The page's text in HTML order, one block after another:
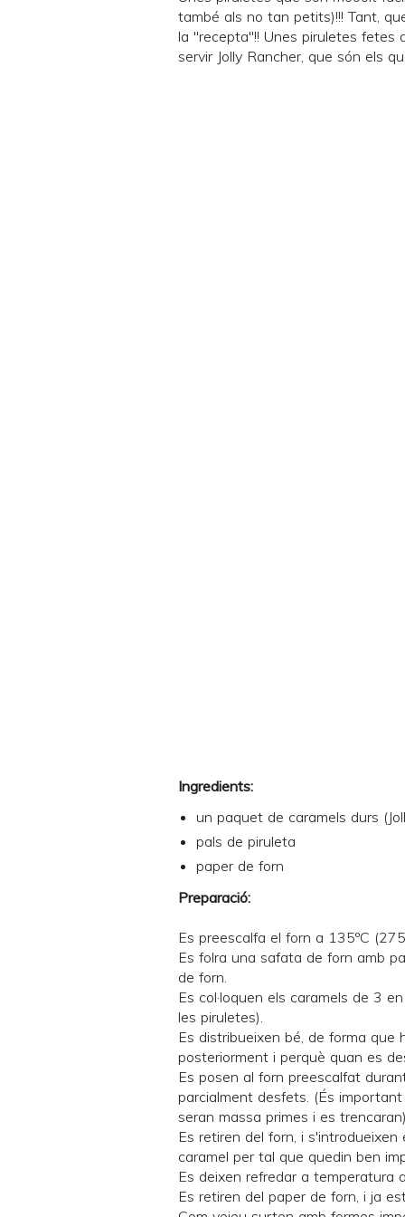
també als no tan petits)!!! Tant,
la "recepta"!! Unes piruletes fetes
servir Jolly Rancher, que són els
Ingredients:
un paquet de caramels durs (
pals de piruleta
paper de forn
Preparació:
Es preescalfa el forn a 135ºC
Es folra una safata de forn amb
de forn.
Es col·loquen els caramels de 3
les piruletes).
Es distribueixen bé, de forma
posteriorment i perquè quan es
Es posen al forn preescalfat
parcialment desfets. (És
seran massa primes i es
Es retiren del forn, i
caramel per tal que quedin ben
Es deixen refredar a temperatura
Es retiren del paper de forn, i ja